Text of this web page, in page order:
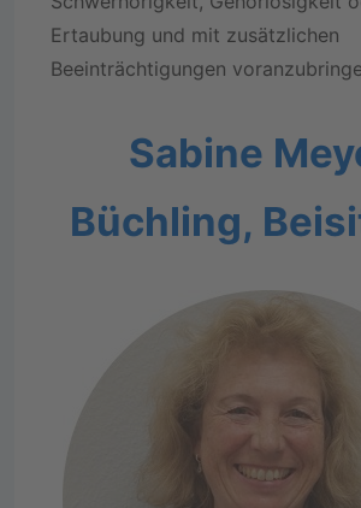
Ertaubung und mit zusätzlichen
Beeinträchtigungen
Sabine
Büchling,